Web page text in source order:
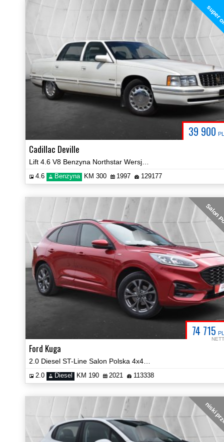
39 900
Cadillac Deville
4.6 Benzyna KM 300 1997 129177
74 715
Ford Kuga
2.0 Diesel KM 190 2021 113338
niski